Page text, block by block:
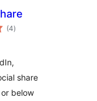
(4valoracións
totais
)
share
below